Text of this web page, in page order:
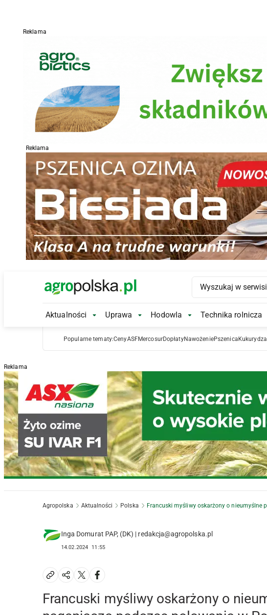
Reklama
Reklama
Main Logo
Aktualności Aktualności Submenu
Uprawa Uprawa Submenu
Hodowla Hodowla Submenu
Technika rolnicza
Popularne tematy:CenyASFMercosurDopłatyNawożeniePszenica Kukurydza
Reklama
Agropolska Aktualności Polska Francuski myśliwy oskarżony o nieumyślne
Inga Domurat PAP, (DK) | redakcja@agropolska.pl
14.02.2024 11:55
Francuski myśliwy oskarżony o